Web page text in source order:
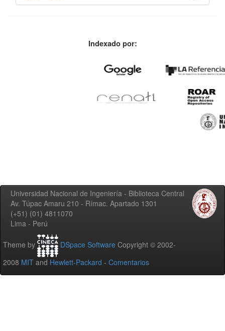
Indexado por:
Universidad Nacional de Ingeniería - Biblioteca Central
Av. Túpac Amaru 210 - Rímac. Apartado 1301
(+51) (01) 4811070
Lima - Perú
Theme by DSpace Software Copyright © 2002-
2008 MIT and Hewlett-Packard - Comentarios